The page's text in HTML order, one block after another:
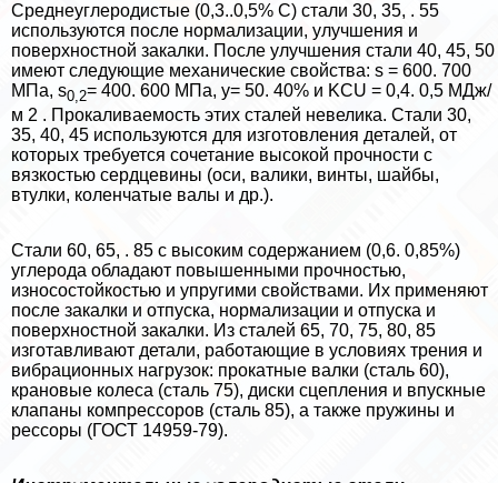
Среднеуглеродистые (0,3..0,5% С) стали 30, 35, . 55
используются после нормализации, улучшения и
поверхностной закалки. После улучшения стали 40, 45, 50
имеют следующие механические свойства: s = 600. 700
МПа, s0,2= 400. 600 МПа, y= 50. 40% и KCU = 0,4. 0,5 МДж/
м 2 . Прокаливаемость этих сталей невелика. Стали 30,
35, 40, 45 используются для изготовления деталей, от
которых требуется сочетание высокой прочности с
вязкостью сердцевины (оси, валики, винты, шайбы,
втулки, коленчатые валы и др.).
Стали 60, 65, . 85 с высоким содержанием (0,6. 0,85%)
углерода обладают повышенными прочностью,
износостойкостью и упругими свойствами. Их применяют
после закалки и отпуска, нормализации и отпуска и
поверхностной закалки. Из сталей 65, 70, 75, 80, 85
изготавливают детали, работающие в условиях трения и
вибрационных нагрузок: прокатные валки (сталь 60),
крановые колеса (сталь 75), диски сцепления и впускные
клапаны компрессоров (сталь 85), а также пружины и
рессоры (ГОСТ 14959-79).